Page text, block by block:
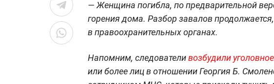
— Женщина погибла, по предварительной
горения дома. Разбор завалов
в правоохранительных органах.
Напомним, следователивозбудили
или более лиц в отношенииГеоргия Б.